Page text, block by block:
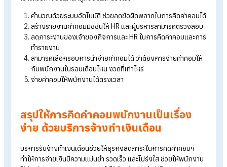
สำหรับธุรกิจ โดยเฉพาะอย่างยิ่งหากต้องจัดการโครงสร้างค่าคอ
ชันที่แตกต่างกันระหว่างพนักงานแต่ละคนหรือแต่ละทีม หากเกิดข้
ผิดพลาด อาจทำให้พนักงานไม่พอใจและส่งผลกระทบต่อขวัญกำ
ใจ
บริการรับจ้างทำเงินเดือนเข้ามาช่วยให้กระบวนการนี้ง่ายขึ้น ด้วย
บัญชีและ HR ทำงานได้สะดวกขึ้น และช่วยให้พนักงานมั่นใจว่าพวก
เขาได้รับค่าตอบแทนที่ถูกต้องและตรงเวลา
สร้างรายงานค่าคอมมิชชันให้ HR และผู้บริหารสามารถตรวจส
ลดภาระงานของเจ้าของกิจการและ HR ในการคิดค่าคอมและ